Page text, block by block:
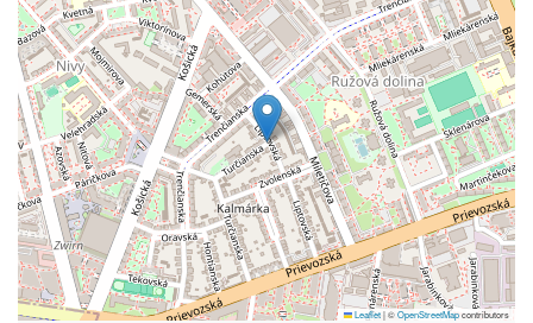
Leaflet|©OpenStreetMapcontributors